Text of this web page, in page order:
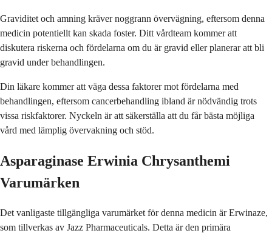
Graviditet och amning kräver noggrann övervägning, eftersom denna
medicin potentiellt kan skada foster. Ditt vårdteam kommer att
diskutera riskerna och fördelarna om du är gravid eller planerar att bli
gravid under behandlingen.
Din läkare kommer att väga dessa faktorer mot fördelarna med
behandlingen, eftersom cancerbehandling ibland är nödvändig trots
vissa riskfaktorer. Nyckeln är att säkerställa att du får bästa möjliga
vård med lämplig övervakning och stöd.
Asparaginase Erwinia Chrysanthemi
Varumärken
Det vanligaste tillgängliga varumärket för denna medicin är Erwinaze,
som tillverkas av Jazz Pharmaceuticals. Detta är den primära